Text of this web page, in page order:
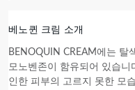
베노퀸 크림 소개
BENOQUIN CREAM에는 탈
모노벤존이 함유되어 있습니
인한 피부의 고르지 못한 모